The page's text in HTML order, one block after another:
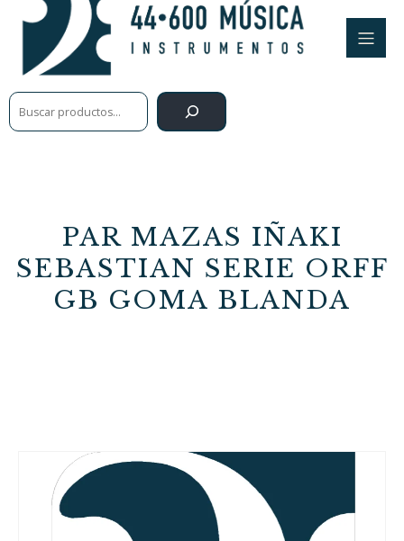
Buscar
PAR MAZAS IÑAKI
SEBASTIAN SERIE ORFF
GB GOMA BLANDA